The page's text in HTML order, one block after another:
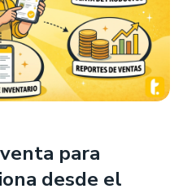
para
desde el